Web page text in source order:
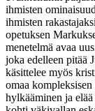
ihmisten
ihmisten
opetuksen
menetelmä avaa
joka edelleen pitää
käsittelee myös
omaa
hylkääminen ja